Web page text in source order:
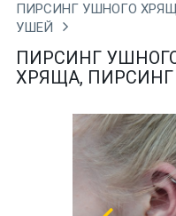
ПИРСИНГ УШНОГО
УШЕЙ
ПИРСИНГ
ХРЯЩА,